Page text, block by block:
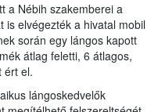
a Nébih szakemberei a
is elvégezték a hivatal mobil
során egy lángos kapott
átlag feletti, 6 átlagos,
ért el.
lángoskedvelők